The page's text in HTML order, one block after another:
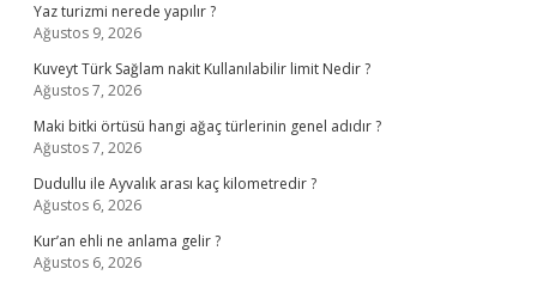
Yaz turizmi nerede yapılır ?
Ağustos 9, 2026
Kuveyt Türk Sağlam nakit Kullanılabilir limit Nedir ?
Ağustos 7, 2026
Maki bitki örtüsü hangi ağaç türlerinin genel adıdır ?
Ağustos 7, 2026
Dudullu ile Ayvalık arası kaç kilometredir ?
Ağustos 6, 2026
Kur’an ehli ne anlama gelir ?
Ağustos 6, 2026